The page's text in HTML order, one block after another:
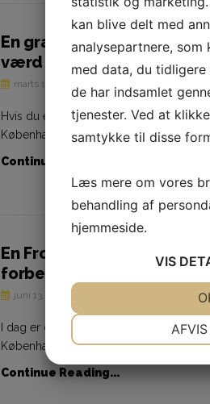
En græsk restaurant i
værd at tjekke ud
marts 1, 2022
Hvis du er på udkig efter et lækkert
København, skal du ikke lede længere
Continue Reading...
En Frokostordning i
forberede dig på alt
juni 13, 2020
I dag er der mange der kan bruge
København til noget på kontoret, og det
Continue Reading...
kan blive delt med
analysepartnere, som
med data, du
de har indsamlet
tjenester. Ved at
samtykke til disse
Læs mere om vores
behandling af
hjemmeside.
VIS
MARKETING